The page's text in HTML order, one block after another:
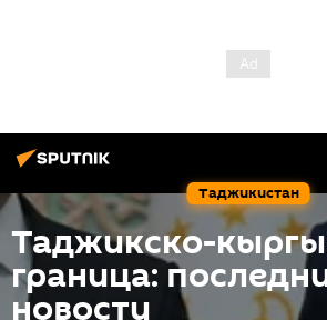
Таджикистан
Таджикско-
граница:
новости